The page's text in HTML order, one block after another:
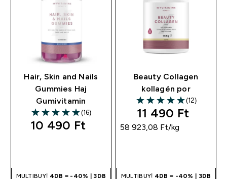
Hair, Skin and Nails
Gummies Haj
Gumivitamin
4.94 out of 5 stars
(16)
10 490 Ft‎
MULTIBUY! 4DB = -40% | 3DB
Beauty Collagen
kollagén por
5 out of 5 stars
(12)
11 490 Ft‎
58 923,08 Ft‎/kg
MULTIBUY! 4DB = -40% | 3DB